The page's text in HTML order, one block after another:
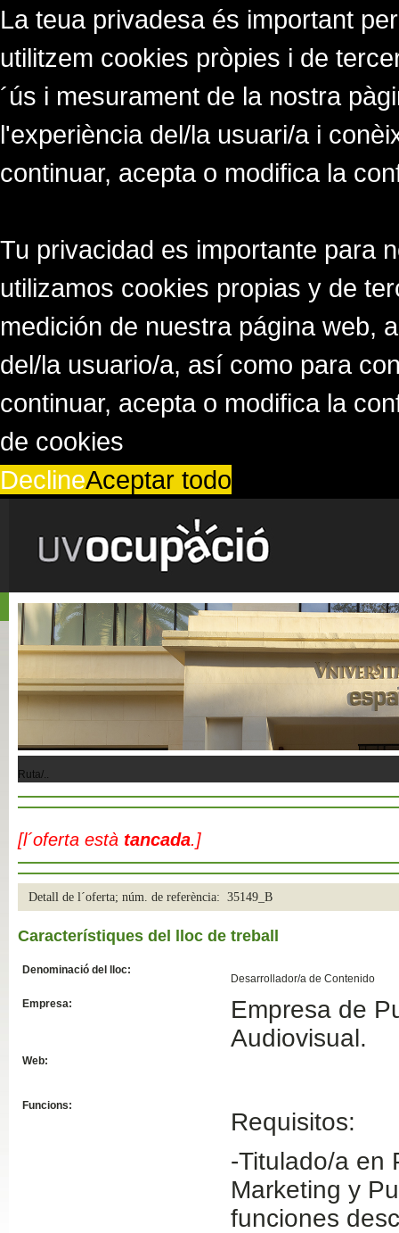
La teua privadesa és important
utilitzem cookies pròpies i de
´ús i mesurament de la nostra
l'experiència del/la usuari/a i
continuar, acepta o modifica la
Tu privacidad es importante para
utilizamos cookies propias y de
medición de nuestra página web,
del/la usuario/a, así como para
continuar, acepta o modifica la
de cookies
DeclineAceptar todo
Ruta/..
[l´oferta està tancada.]
Detall de l´oferta; núm. de referència: 35149_B
Característiques del lloc de treball
Denominació del lloc:
Desarrollador/a de Contenido
Empresa:
Empresa de
Audiovisual.
Web:
Funcions:
Requisitos:
-Titulado/a en
Marketing y
funciones